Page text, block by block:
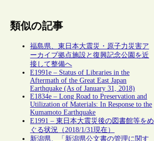
類似の記事
福島県、東日本大震災・原子力災害ア
ーカイブ拠点施設と復興記念公園を近
接して整備へ
E1991e – Status of Libraries in the
Aftermath of the Great East Japan
Earthquake (As of January 31, 2018)
E1834e – Long Road to Preservation and
Utilization of Materials: In Response to the
Kumamoto Earthquake
E1991 – 東日本大震災後の図書館等をめ
ぐる状況（2018/1/31現在）
新潟県、「新潟県公文書の管理に関す